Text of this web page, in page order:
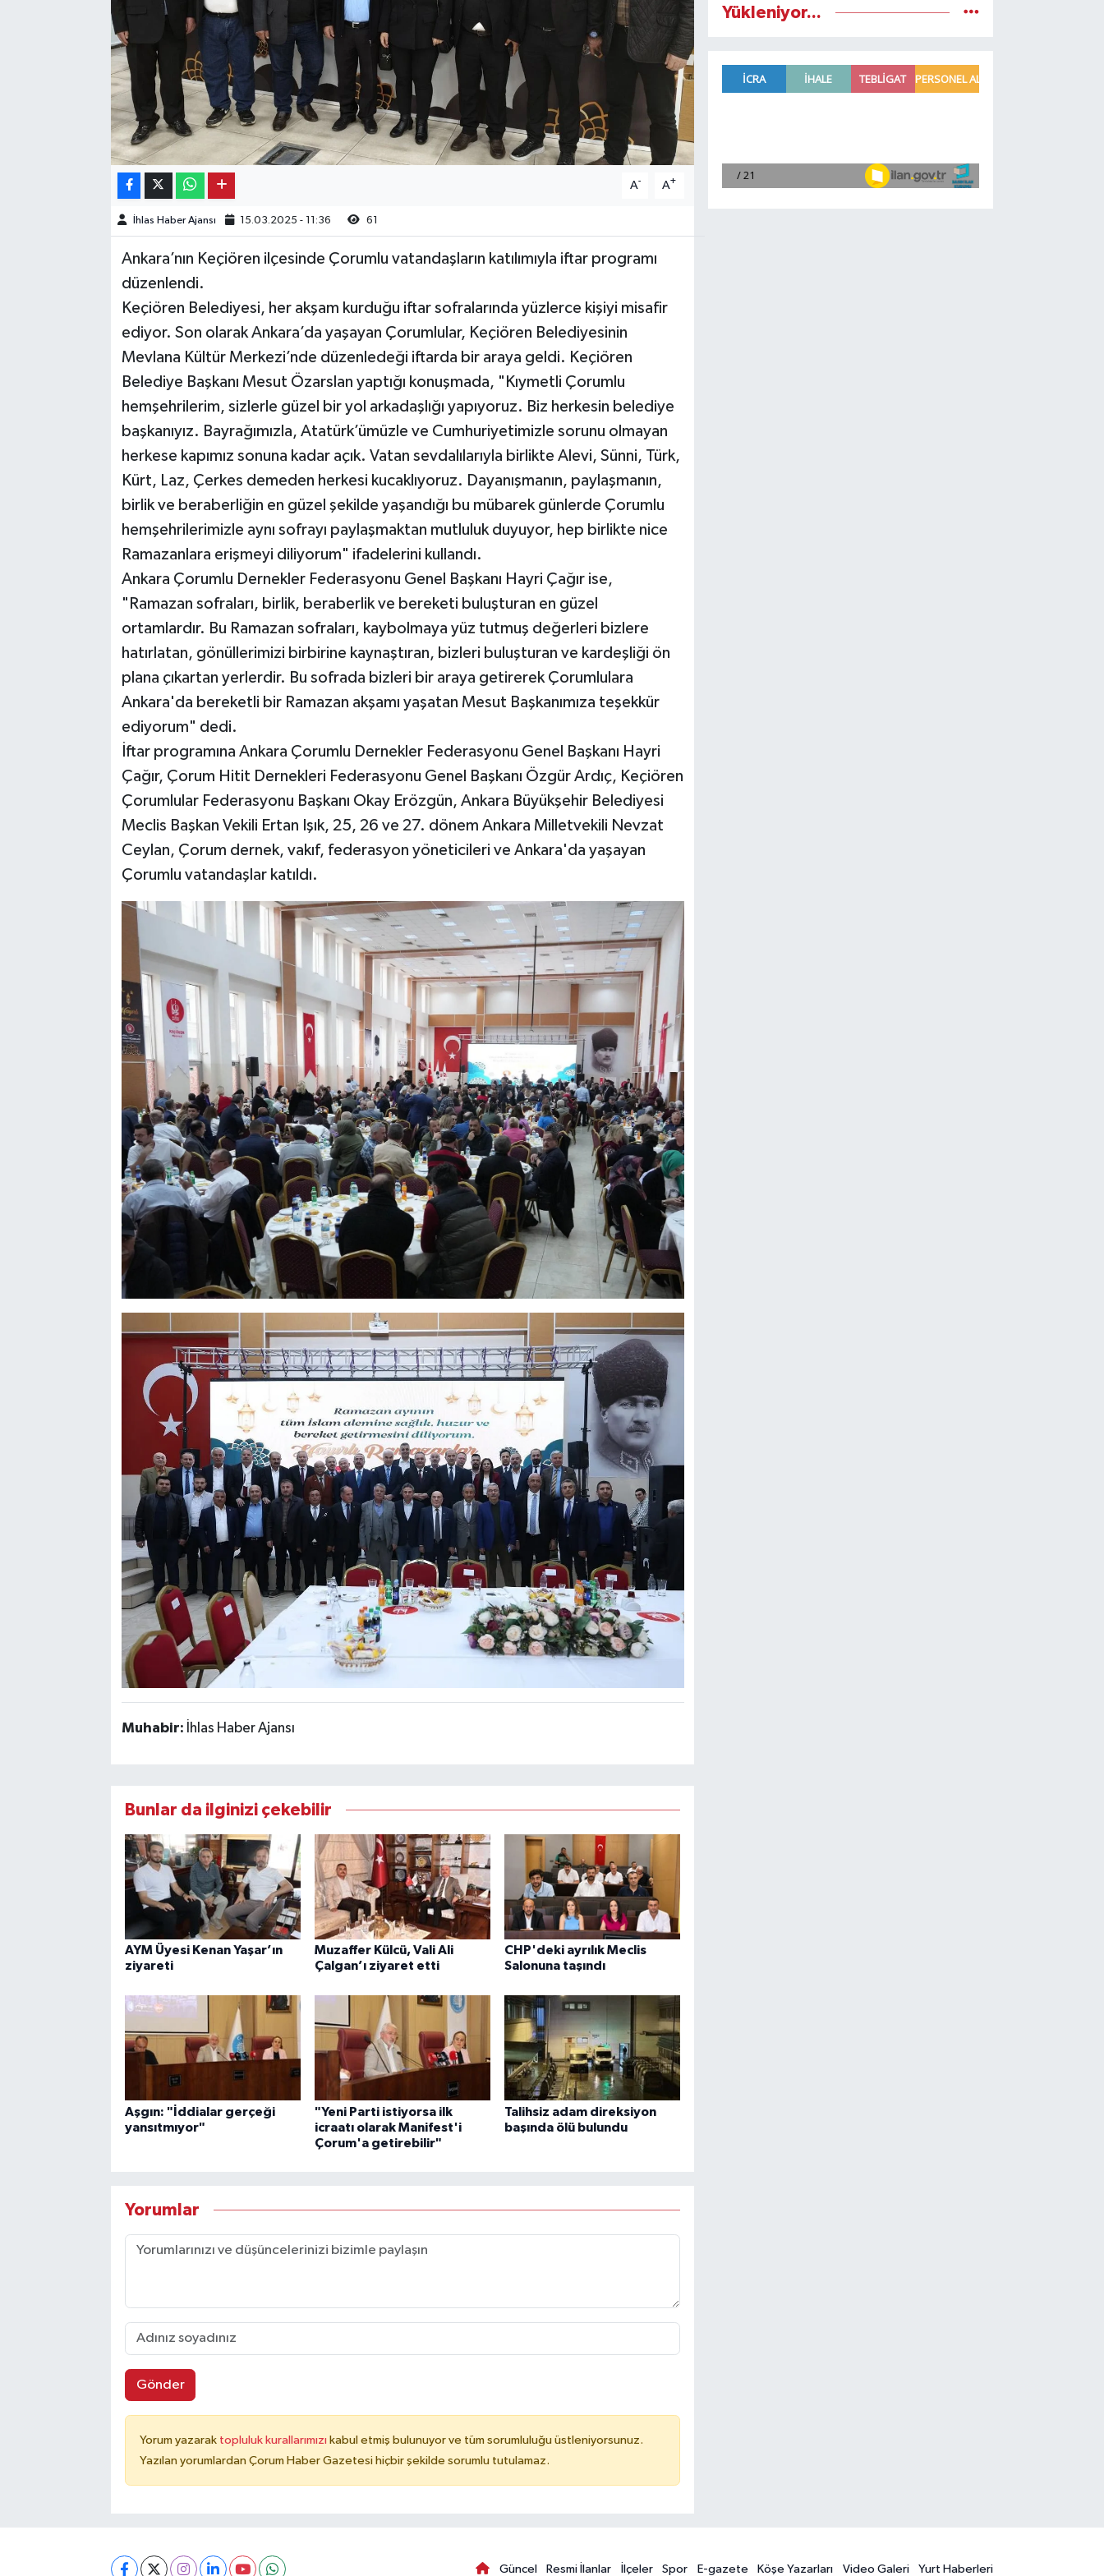
A- A+
İhlas Haber Ajansı 15.03.2025 - 11:36 61
Ankara’nın Keçiören ilçesinde Çorumlu vatandaşların katılımıyla iftar programı
düzenlendi.
Keçiören Belediyesi, her akşam kurduğu iftar sofralarında yüzlerce kişiyi misafir
ediyor. Son olarak Ankara’da yaşayan Çorumlular, Keçiören Belediyesinin
Mevlana Kültür Merkezi’nde düzenledeği iftarda bir araya geldi. Keçiören
Belediye Başkanı Mesut Özarslan yaptığı konuşmada, "Kıymetli Çorumlu
hemşehrilerim, sizlerle güzel bir yol arkadaşlığı yapıyoruz. Biz herkesin belediye
başkanıyız. Bayrağımızla, Atatürk’ümüzle ve Cumhuriyetimizle sorunu olmayan
herkese kapımız sonuna kadar açık. Vatan sevdalılarıyla birlikte Alevi, Sünni, Türk,
Kürt, Laz, Çerkes demeden herkesi kucaklıyoruz. Dayanışmanın, paylaşmanın,
birlik ve beraberliğin en güzel şekilde yaşandığı bu mübarek günlerde Çorumlu
hemşehrilerimizle aynı sofrayı paylaşmaktan mutluluk duyuyor, hep birlikte nice
Ramazanlara erişmeyi diliyorum" ifadelerini kullandı.
Ankara Çorumlu Dernekler Federasyonu Genel Başkanı Hayri Çağır ise,
"Ramazan sofraları, birlik, beraberlik ve bereketi buluşturan en güzel
ortamlardır. Bu Ramazan sofraları, kaybolmaya yüz tutmuş değerleri bizlere
hatırlatan, gönüllerimizi birbirine kaynaştıran, bizleri buluşturan ve kardeşliği ön
plana çıkartan yerlerdir. Bu sofrada bizleri bir araya getirerek Çorumlulara
Ankara'da bereketli bir Ramazan akşamı yaşatan Mesut Başkanımıza teşekkür
ediyorum" dedi.
İftar programına Ankara Çorumlu Dernekler Federasyonu Genel Başkanı Hayri
Çağır, Çorum Hitit Dernekleri Federasyonu Genel Başkanı Özgür Ardıç, Keçiören
Çorumlular Federasyonu Başkanı Okay Erözgün, Ankara Büyükşehir Belediyesi
Meclis Başkan Vekili Ertan Işık, 25, 26 ve 27. dönem Ankara Milletvekili Nevzat
Ceylan, Çorum dernek, vakıf, federasyon yöneticileri ve Ankara'da yaşayan
Çorumlu vatandaşlar katıldı.
Muhabir: İhlas Haber Ajansı
Bunlar da ilginizi çekebilir
AYM Üyesi Kenan Yaşar’ın
ziyareti
Muzaffer Külcü, Vali Ali
Çalgan’ı ziyaret etti
CHP'deki ayrılık Meclis
Salonuna taşındı
Aşgın: "İddialar gerçeği
yansıtmıyor"
"Yeni Parti istiyorsa ilk
icraatı olarak Manifest'i
Çorum'a getirebilir"
Talihsiz adam direksiyon
başında ölü bulundu
Yorumlar
Gönder
Yorum yazarak topluluk kurallarımızı kabul etmiş bulunuyor ve tüm sorumluluğu üstleniyorsunuz.
Yazılan yorumlardan Çorum Haber Gazetesi hiçbir şekilde sorumlu tutulamaz.
Yükleniyor...
Güncel Resmi İlanlar İlçeler Spor E-gazete Köşe Yazarları Video Galeri Yurt Haberleri
Osmancık